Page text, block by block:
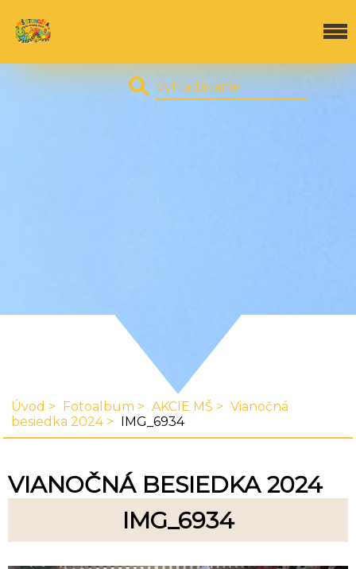
Úvod Fotoalbum AKCIE MŠ
Vianočná
besiedka 2024
IMG_6934
VIANOČNÁ BESIEDKA 2024
IMG_6934